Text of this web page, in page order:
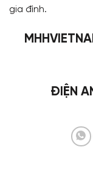
gia đình.
ĐIỆN